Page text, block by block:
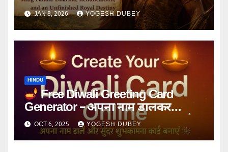
JAN 8, 2026 YOGESH DUBEY
HINDU
Free Diwali Greeting Card
Generator – अपना नाम डालकर
Instant Diwali Wishes Card बनाएं
OCT 6, 2025 YOGESH DUBEY